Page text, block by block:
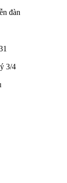
đàn
3/4